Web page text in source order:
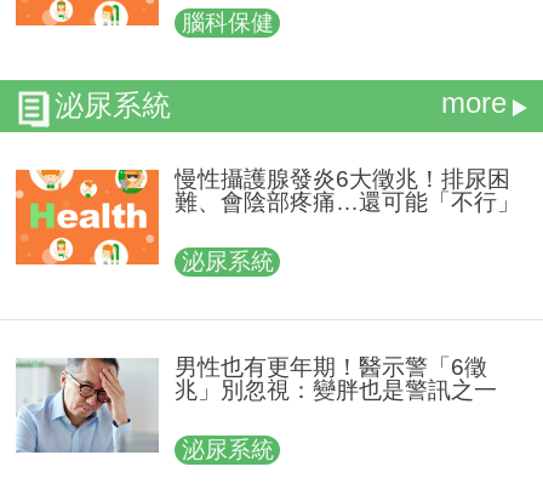
腦科保健
泌尿系統 more
慢性攝護腺發炎6大徵兆！排尿困
難、會陰部疼痛…還可能「不行」
泌尿系統
男性也有更年期！醫示警「6徵
兆」別忽視：變胖也是警訊之一
泌尿系統